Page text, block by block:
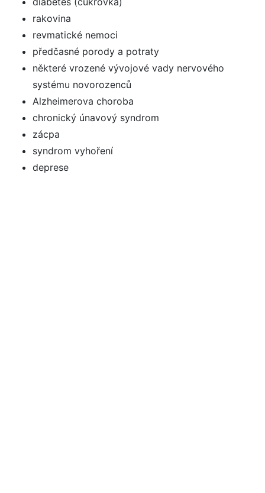
rakovina
revmatické nemoci
předčasné porody a potraty
některé vrozené vývojové vady nervového
systému novorozenců
Alzheimerova choroba
chronický únavový syndrom
zácpa
syndrom vyhoření
deprese